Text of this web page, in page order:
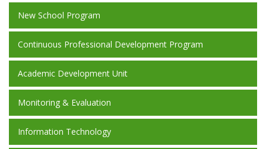
New School Program
Continuous Professional Development Program
Academic Development Unit
Monitoring & Evaluation
Information Technology